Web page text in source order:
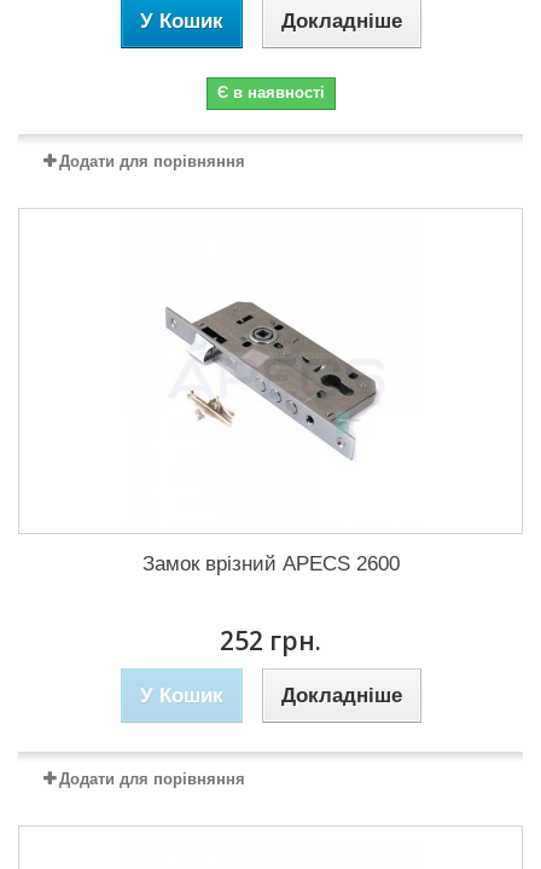
У Кошик Докладніше
Є в наявності
Додати для порівняння
Замок врізний APECS 2600
252 грн.
У Кошик Докладніше
Додати для порівняння